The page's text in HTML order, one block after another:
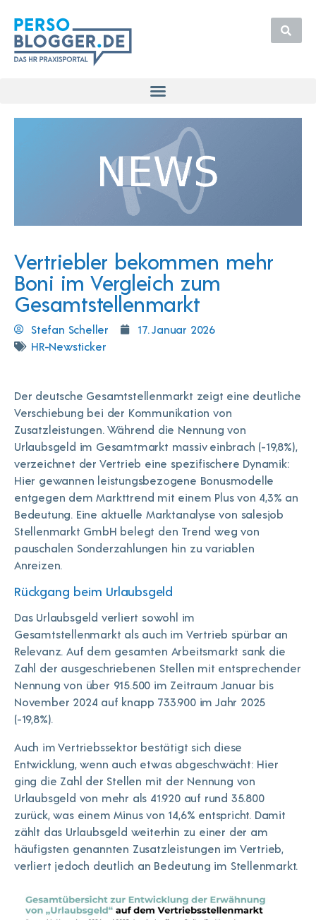
Vertriebler bekommen mehr
Boni im Vergleich zum
Gesamtstellenmarkt
Stefan Scheller
17. Januar 2026
HR-Newsticker
Der deutsche Gesamtstellenmarkt zeigt eine deutliche
Verschiebung bei der Kommunikation von
Zusatzleistungen. Während die Nennung von
Urlaubsgeld im Gesamtmarkt massiv einbrach (-19,8%),
verzeichnet der Vertrieb eine spezifischere Dynamik:
Hier gewannen leistungsbezogene Bonusmodelle
entgegen dem Markttrend mit einem Plus von 4,3% an
Bedeutung. Eine aktuelle Marktanalyse von salesjob
Stellenmarkt GmbH belegt den Trend weg von
pauschalen Sonderzahlungen hin zu variablen
Anreizen.
Rückgang beim Urlaubsgeld
Das Urlaubsgeld verliert sowohl im
Gesamtstellenmarkt als auch im Vertrieb spürbar an
Relevanz. Auf dem gesamten Arbeitsmarkt sank die
Zahl der ausgeschriebenen Stellen mit entsprechender
Nennung von über 915.500 im Zeitraum Januar bis
November 2024 auf knapp 733.900 im Jahr 2025
(-19,8%).
Auch im Vertriebssektor bestätigt sich diese
Entwicklung, wenn auch etwas abgeschwächt: Hier
ging die Zahl der Stellen mit der Nennung von
Urlaubsgeld von mehr als 41.920 auf rund 35.800
zurück, was einem Minus von 14,6% entspricht. Damit
zählt das Urlaubsgeld weiterhin zu einer der am
häufigsten genannten Zusatzleistungen im Vertrieb,
verliert jedoch deutlich an Bedeutung im Stellenmarkt.